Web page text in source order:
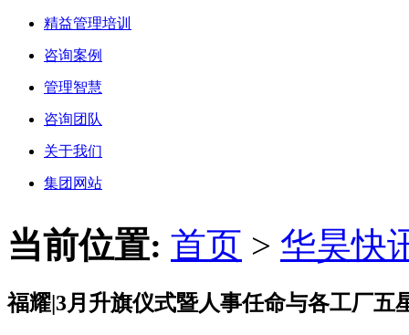
精益管理培训
咨询案例
管理智慧
咨询团队
关于我们
集团网站
当前位置: 首页 > 华昊快
福耀|3月升旗仪式暨人事任命与各工厂五